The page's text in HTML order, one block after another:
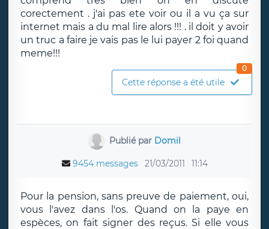
corectement . j'ai pas ete voir ou il a vu ça sur
internet mais a du mal lire alors !!! . il doit y avoir
un truc a faire je vais pas le lui payer 2 foi quand
meme!!!
Cette réponse a été utile
0
Publié par Domil
9454 messages 21/03/2011 11:14
Pour la pension, sans preuve de paiement, oui,
vous l'avez dans l'os. Quand on la paye en
espèces, on fait signer des reçus. Si elle vous